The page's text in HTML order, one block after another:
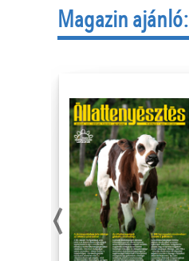
Magazin ajánló:
‹